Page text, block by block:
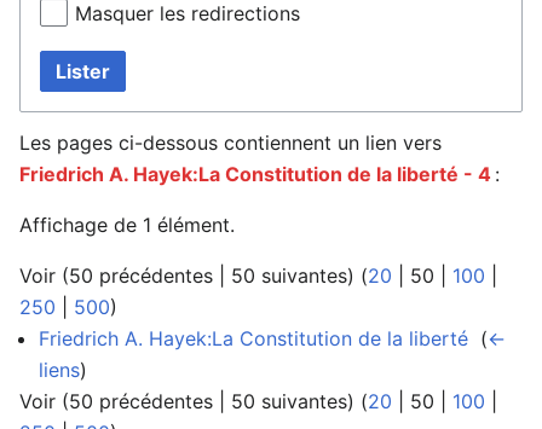
Masquer les redirections
Lister
Les pages ci-dessous contiennent un lien vers
Friedrich A. Hayek:La Constitution de la liberté - 4 :
Affichage de 1 élément.
Voir (50 précédentes 50 suivantes) (20 50 100
250
500)
Friedrich A. Hayek:La Constitution de la liberté (←
liens)
Voir (50 précédentes 50 suivantes) (20 50 100